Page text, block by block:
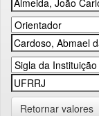
Retornar valores